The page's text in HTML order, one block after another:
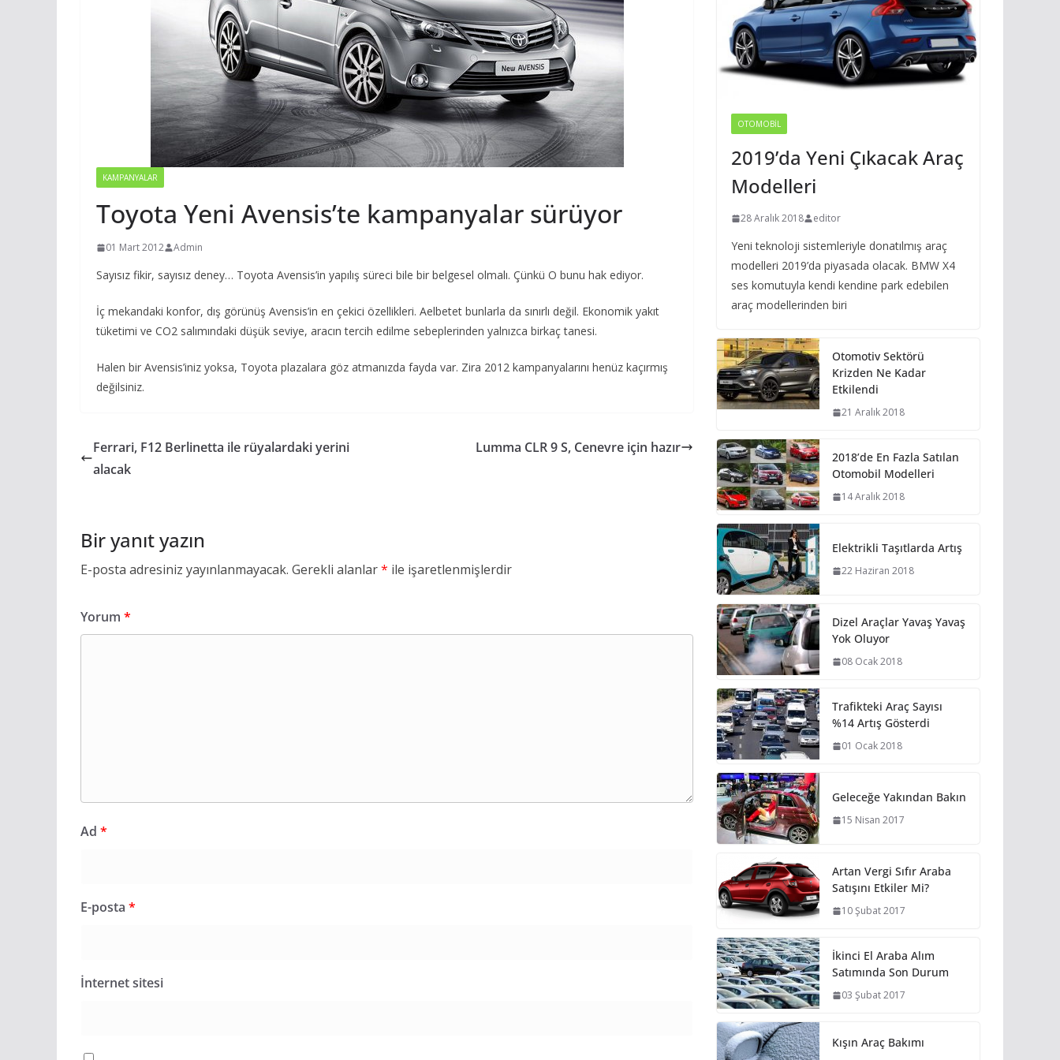
KAMPANYALAR
Toyota Yeni Avensis’te kampanyalar sürüyor
01 Mart 2012 Admin
Sayısız fikir, sayısız deney… Toyota Avensis’in yapılış süreci bile bir belgesel olmalı. Çünkü O bunu hak ediyor.
İç mekandaki konfor, dış görünüş Avensis’in en çekici özellikleri. Aelbetet bunlarla da sınırlı değil. Ekonomik yakıt
tüketimi ve CO2 salımındaki düşük seviye, aracın tercih edilme sebeplerinden yalnızca birkaç tanesi.
Halen bir Avensis’iniz yoksa, Toyota plazalara göz atmanızda fayda var. Zira 2012 kampanyalarını henüz kaçırmış
değilsiniz.
Ferrari, F12 Berlinetta ile rüyalardaki yerini
alacak
Lumma CLR 9 S, Cenevre için hazır
Bir yanıt yazın
E-posta adresiniz yayınlanmayacak. Gerekli alanlar* ile işaretlenmişlerdir
Yorum *
Ad *
E-posta *
İnternet sitesi
OTOMOBIL
2019’da Yeni Çıkacak Araç
Modelleri
28 Aralık 2018 editor
Yeni teknoloji sistemleriyle donatılmış araç
modelleri 2019’da piyasada olacak. BMW X4
ses komutuyla kendi kendine park edebilen
araç modellerinden biri
Otomotiv Sektörü
Krizden Ne Kadar
Etkilendi
21 Aralık 2018
2018’de En Fazla Satılan
Otomobil Modelleri
14 Aralık 2018
Elektrikli Taşıtlarda Artış
22 Haziran 2018
Dizel Araçlar Yavaş Yavaş
Yok Oluyor
08 Ocak 2018
Trafikteki Araç Sayısı
%14 Artış Gösterdi
01 Ocak 2018
Geleceğe Yakından Bakın
15 Nisan 2017
Artan Vergi Sıfır Araba
Satışını Etkiler Mi?
10 Şubat 2017
İkinci El Araba Alım
Satımında Son Durum
03 Şubat 2017
Kışın Araç Bakımı